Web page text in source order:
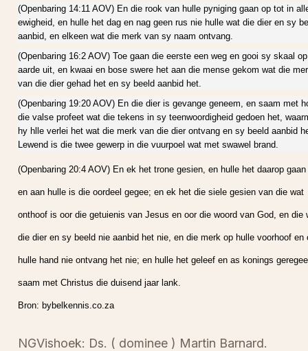
(Openbaring 14:11 AOV) En die rook van hulle pyniging gaan op tot in
ewigheid, en hulle het dag en nag geen rus nie hulle wat die dier en sy
aanbid, en elkeen wat die merk van sy naam ontvang.
(Openbaring 16:2 AOV) Toe gaan die eerste een weg en gooi sy skaal
aarde uit, en kwaai en bose swere het aan die mense gekom wat die
van die dier gehad het en sy beeld aanbid het.
(Openbaring 19:20 AOV) En die dier is gevange geneem, en saam met
die valse profeet wat die tekens in sy teenwoordigheid gedoen het,
hy hlle verlei het wat die merk van die dier ontvang en sy beeld aanbid
Lewend is die twee gewerp in die vuurpoel wat met swawel brand.
(Openbaring 20:4 AOV) En ek het trone gesien, en hulle het daarop
en aan hulle is die oordeel gegee; en ek het die siele gesien van die wat
onthoof is oor die getuienis van Jesus en oor die woord van God, en die
die dier en sy beeld nie aanbid het nie, en die merk op hulle voorhoof en
hulle hand nie ontvang het nie; en hulle het geleef en as konings
saam met Christus die duisend jaar lank.
Bron: bybelkennis.co.za
NGVishoek: Ds. ( dominee ) Martin Barnard.